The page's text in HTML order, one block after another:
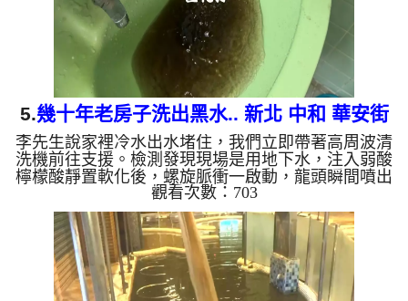
5.幾十年老房子洗出黑水.. 新北 中和 華安街
水管清洗
李先生說家裡冷水出水堵住，我們立即帶著高周波清
洗機前往支援。檢測發現現場是用地下水，注入弱酸
檸檬酸靜置軟化後，螺旋脈衝一啟動，龍頭瞬間噴出
黑色髒水！顏色越來越深，還掉出一顆顆黑色脆片，
四個多小時後，出水變乾淨出水量也恢復了。 為什
麼水管需要定期「大掃除」？ 單靠水壓帶不走管壁
陳年汙垢。不同的水質顏色，反映了不同的居家隱
患： 棕色（鐵鏽）： 管線老化徵兆。 黑色（氧化
錳）： 常見於地下水源。 綠色（銅綠）： 銅合金接
觀看次數：703